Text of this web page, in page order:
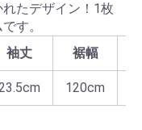
たデザイン！1枚
す。
袖丈 裾幅
120cm